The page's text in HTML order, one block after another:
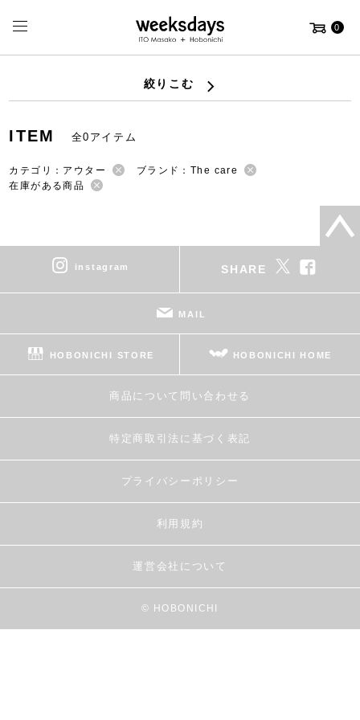
0
絞りこむ
ITEM 全0アイテム
カテゴリ：アウター
ブランド：The care
在庫がある商品
instagram SHARE
MAIL
HOBONICHI STORE HOBONICHI HOME
商品について問い合わせる
特定商取引法に基づく表記
プライバシーポリシー
利用規約
運営会社について
© HOBONICHI